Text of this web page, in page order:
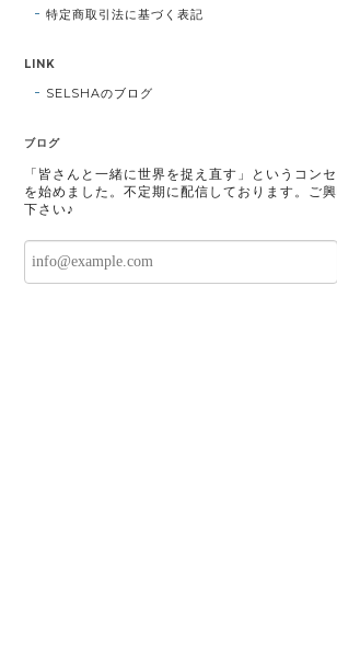
特定商取引法に基づく表記
LINK
SELSHAのブログ
ブログ
「皆さんと一緒に世界を捉え直す」というコン
を始めました。不定期に配信しております。ご
下さい♪